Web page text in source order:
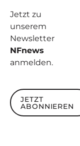
Jetzt zu
unserem
Newsletter
NFnews
anmelden.
Jetzt abonnieren
JETZT
ABONNIEREN